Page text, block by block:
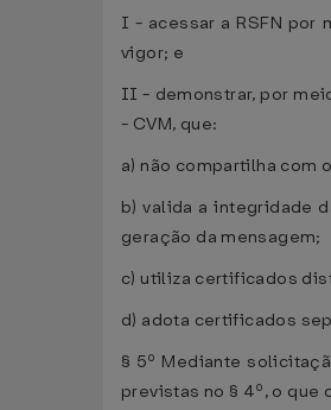
I - acessar a RSFN por
vigor; e
II - demonstrar, por
- CVM, que:
a) não compartilha com
b) valida a integridade
geração da mensagem;
c) utiliza certificados
d) adota certificados
§ 5º Mediante
previstas no § 4º, o que